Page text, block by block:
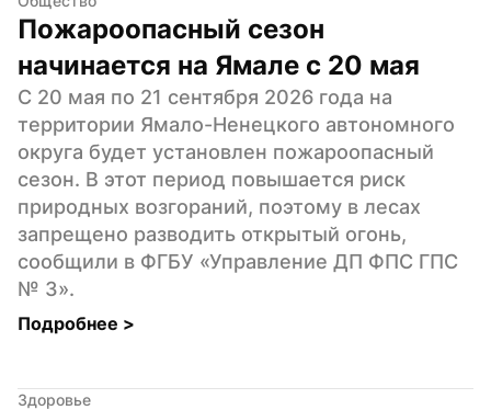
Пожароопасный сезон
начинается на Ямале с 20 мая
С 20 мая по 21 сентября 2026 года на
территории Ямало-Ненецкого автономного
округа будет установлен пожароопасный
сезон. В этот период повышается риск
природных возгораний, поэтому в лесах
запрещено разводить открытый огонь,
сообщили в ФГБУ «Управление ДП ФПС ГПС
№ 3».
Подробнее >
Здоровье